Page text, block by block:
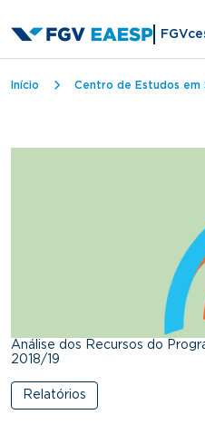
Trilha de
Início Centro de Estudos em
Análise dos Recursos do
2018/19
Relatórios